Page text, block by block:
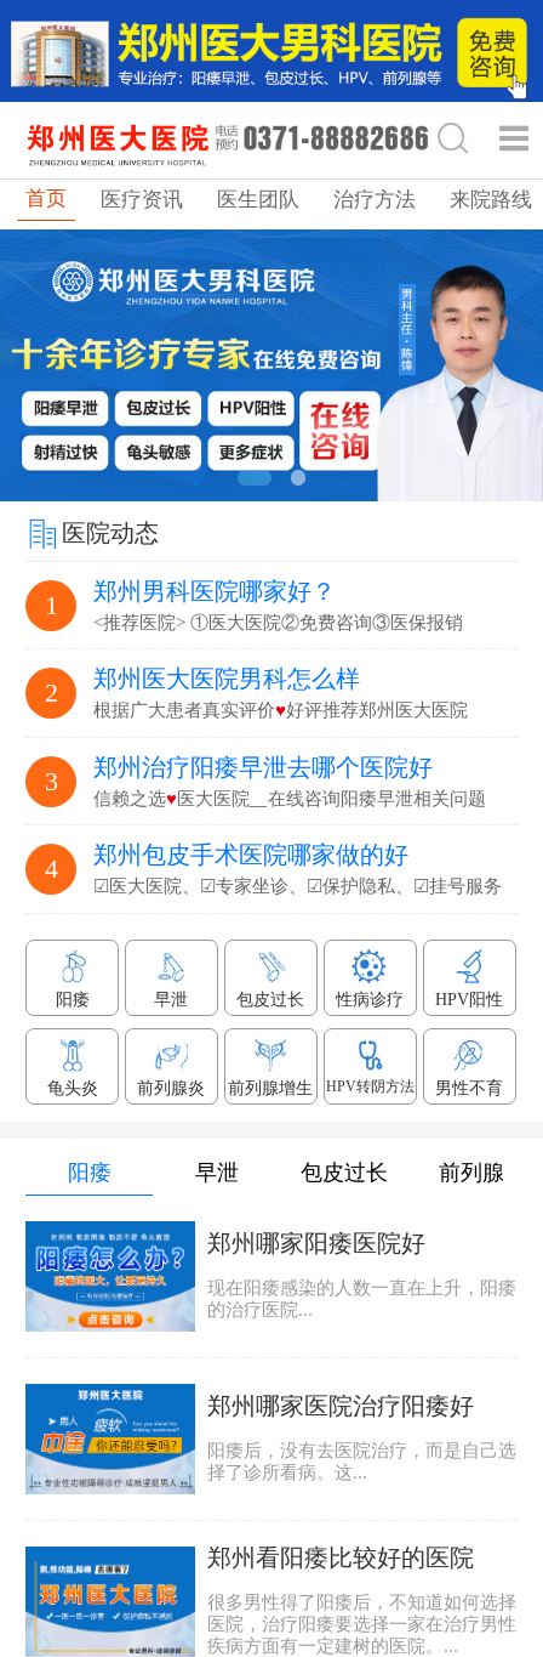
首页 医疗资讯 医生团队 治疗方法 来院路线
医院动态
1 郑州男科医院哪家好？
<推荐医院> ①医大医院②免费咨询③医保报销
2 郑州医大医院男科怎么样
根据广大患者真实评价♥好评推荐郑州医大医院
3 郑州治疗阳痿早泄去哪个医院好
信赖之选♥医大医院▁在线咨询阳痿早泄相关问题
4 郑州包皮手术医院哪家做的好
☑医大医院、☑专家坐诊、☑保护隐私、☑挂号服务
阳痿 早泄 包皮过长 性病诊疗 HPV阳性
龟头炎 前列腺炎 前列腺增生 HPV转阴方法 男性不育
阳痿 早泄 包皮过长 前列腺
郑州哪家阳痿医院好
现在阳痿感染的人数一直在上升，阳痿
的治疗医院...
郑州哪家医院治疗阳痿好
阳痿后，没有去医院治疗，而是自己选
择了诊所看病。这...
郑州看阳痿比较好的医院
很多男性得了阳痿后，不知道如何选择
医院，治疗阳痿要选择一家在治疗男性
疾病方面有一定建树的医院。...